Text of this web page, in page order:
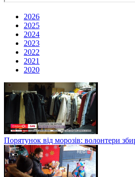
2026
2025
2024
2023
2022
2021
2020
Порятунок від морозів: волонтери